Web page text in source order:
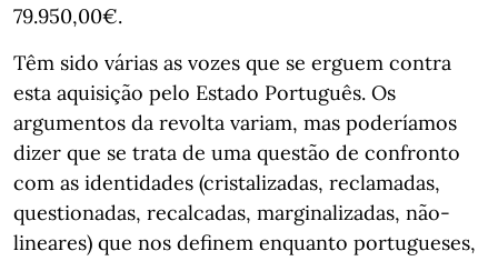
79.950,00€.
Têm sido várias as vozes que se erguem contra
esta aquisição pelo Estado Português. Os
argumentos da revolta variam, mas poderíamos
dizer que se trata de uma questão de confronto
com as identidades (cristalizadas, reclamadas,
questionadas, recalcadas, marginalizadas, não-
lineares) que nos definem enquanto portugueses,